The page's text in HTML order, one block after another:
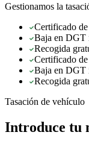
Gestionamos la
Certificado
Baja en DGT
Recogida
Certificado
Baja en DGT
Recogida
Tasación de vehículo
Introduce tu